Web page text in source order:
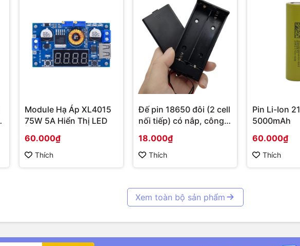
Module Hạ Áp XL4015
75W 5A Hiển Thị LED
60.000₫
Thích
Đế pin 18650 đôi (2 cell
nối tiếp) có nắp, công
18.000₫
Thích
Pin Li-Ion
5000mAh
60.000₫
Thích
Xem toàn bộ sản phẩm